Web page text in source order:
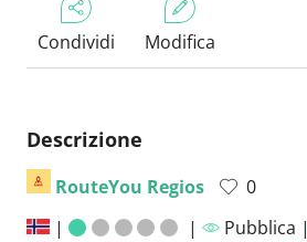
Condividi Modifica
Descrizione
RouteYou Regios
0
|
| Pubblica |